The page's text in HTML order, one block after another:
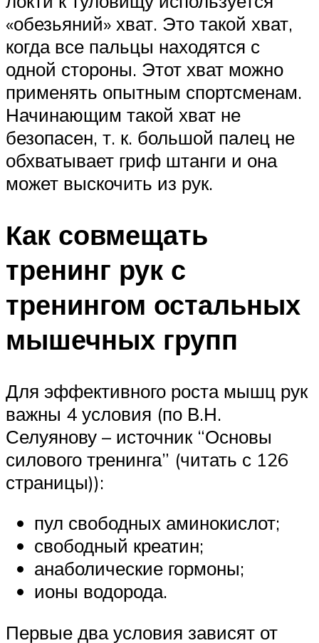
«обезьяний» хват. Это такой хват,
когда все пальцы находятся с
одной стороны. Этот хват можно
применять опытным спортсменам.
Начинающим такой хват не
безопасен, т. к. большой палец не
обхватывает гриф штанги и она
может выскочить из рук.
Как совмещать
тренинг рук с
тренингом остальных
мышечных групп
Для эффективного роста мышц рук
важны 4 условия (по В.Н.
Селуянову – источник “Основы
силового тренинга” (читать с 126
страницы)):
пул свободных аминокислот;
свободный креатин;
анаболические гормоны;
ионы водорода.
Первые два условия зависят от